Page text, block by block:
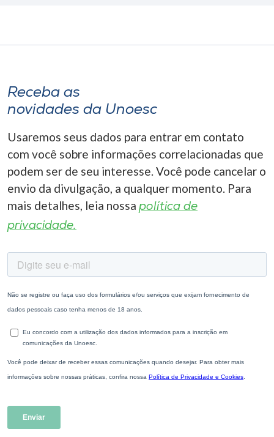
Receba as
novidades da Unoesc
Usaremos seus dados para entrar em contato
com você sobre informações correlacionadas que
podem ser de seu interesse. Você pode cancelar o
envio da divulgação, a qualquer momento. Para
mais detalhes, leia nossa política de
privacidade.